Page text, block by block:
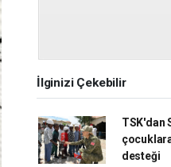
İlginizi Çekebilir
TSK'dan
desteği